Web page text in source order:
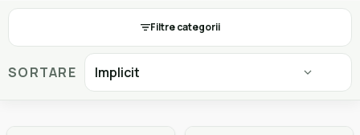
Filtre categorii
SORTARE